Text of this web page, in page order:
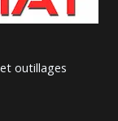
outillages